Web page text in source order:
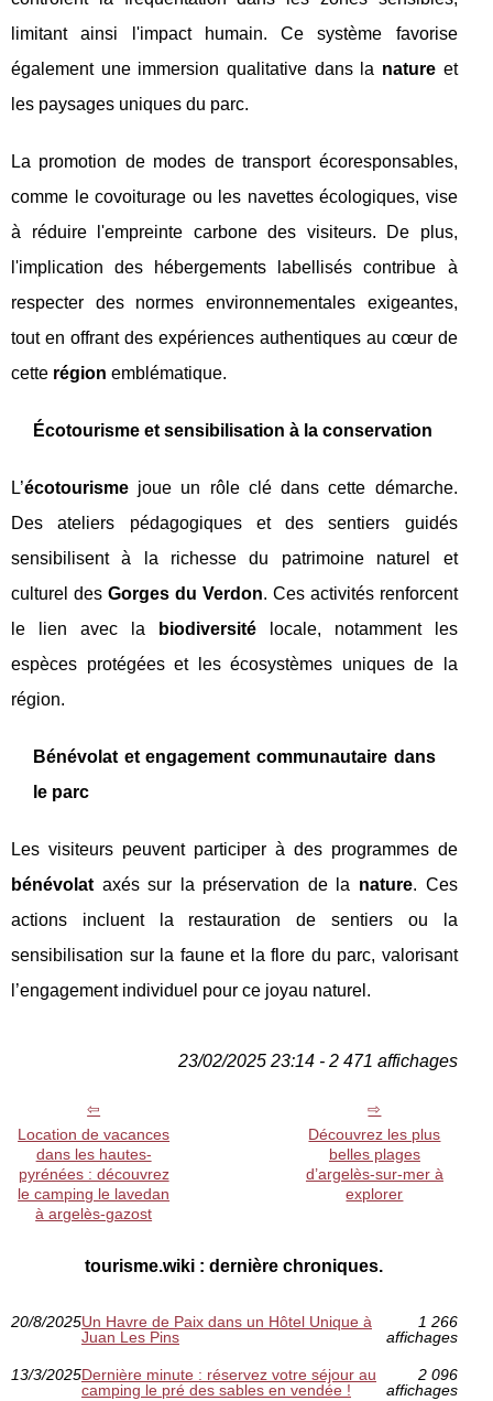
limitant ainsi l'impact humain. Ce système favorise
également une immersion qualitative dans la natureet
les paysages uniques du parc.
La promotion de modes de transport écoresponsables,
comme le covoiturage ou les navettes écologiques, vise
à réduire l'empreinte carbone des visiteurs. De plus,
l'implication des hébergements labellisés contribue à
respecter des normes environnementales exigeantes,
tout en offrant des expériences authentiques au cœur de
cette région emblématique.
Écotourisme et sensibilisation à la conservation
L’écotourisme joue un rôle clé dans cette démarche.
Des ateliers pédagogiques et des sentiers guidés
sensibilisent à la richesse du patrimoine naturel et
culturel des Gorges du Verdon. Ces activités renforcent
le lien avec la
biodiversitélocale, notamment les
espèces protégées et les écosystèmes uniques de la
région.
Bénévolat et engagement communautaire dans
le parc
Les visiteurs peuvent participer à des programmes de
bénévolat axés sur la préservation de la nature. Ces
actions incluent la restauration de sentiers ou la
sensibilisation sur la faune et la flore du parc, valorisant
l’engagement individuel pour ce joyau naturel.
23/02/2025 23:14 - 2 471 affichages
Location de vacances
dans les hautes-
pyrénées : découvrez
le camping le lavedan
à argelès-gazost
Découvrez les plus
belles plages
d’argelès-sur-mer à
explorer
tourisme.wiki : dernière chroniques.
20/8/2025Un Havre de Paix dans un Hôtel Unique à
Juan Les Pins
1 266
affichages
13/3/2025Dernière minute : réservez votre séjour au
camping le pré des sables en vendée !
2 096
affichages